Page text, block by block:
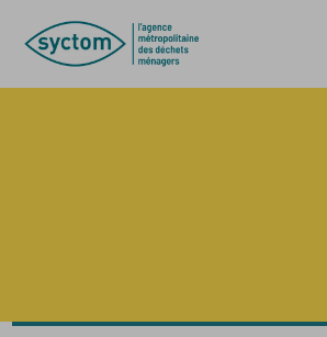
Accèder directement au contenu